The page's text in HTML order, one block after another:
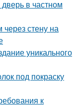
в частном
стену на
уникального
под покраску
к